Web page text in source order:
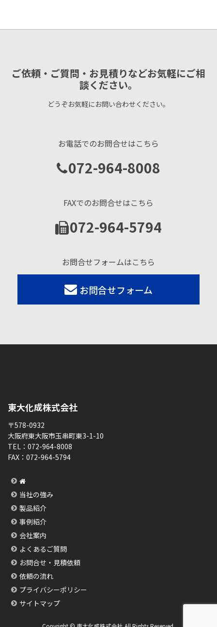
ご依頼・ご質問・お見積りなどお気軽にご相
談ください。
どうぞお気軽にお問い合わせください。
お電話でのお問合せはこちら
072-964-8008
FAXでのお問合せはこちら
072-964-5794
お問合せフォームはこちら
お問合せフォーム
東大化成株式会社
〒578-0932
大阪府東大阪市玉串町東3-1-10
TEL： 072-964-8008
FAX： 072-964-5794
当社の強み
製品紹介
事例紹介
会社案内
よくあるご質問
お問合せ・見積依頼
依頼の流れ
プライバシーポリシー
サイトマップ